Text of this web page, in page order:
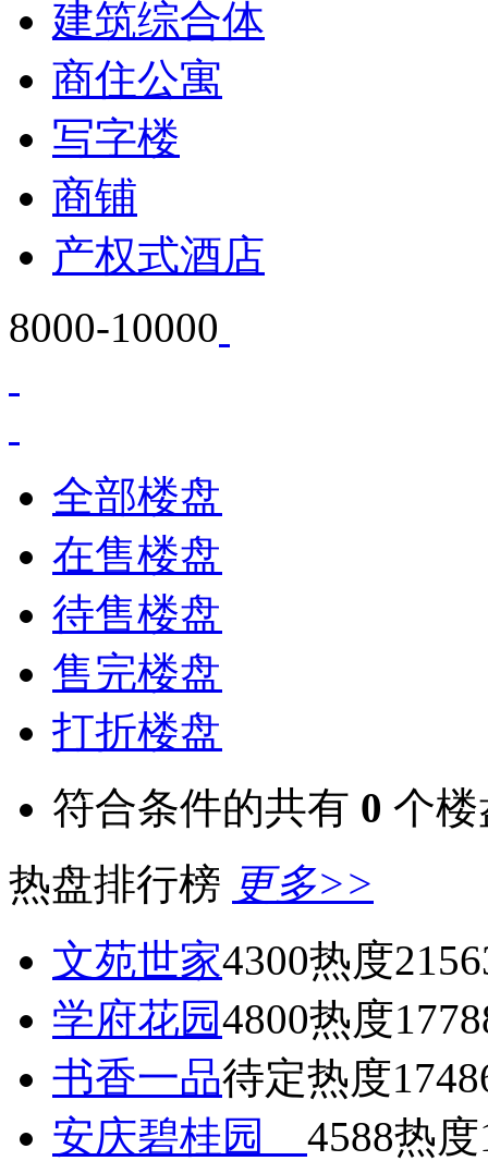
建筑综合体
商住公寓
写字楼
商铺
产权式酒店
8000-10000
全部楼盘
在售楼盘
待售楼盘
售完楼盘
打折楼盘
符合条件的共有 0 个楼
热盘排行榜 更多>>
文苑世家4300热度
学府花园4800热度
书香一品待定热度
安庆碧桂园 4588热度